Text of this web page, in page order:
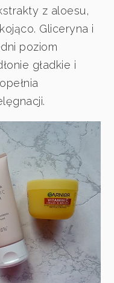
z aloesu,
Gliceryna i
poziom
gładkie i